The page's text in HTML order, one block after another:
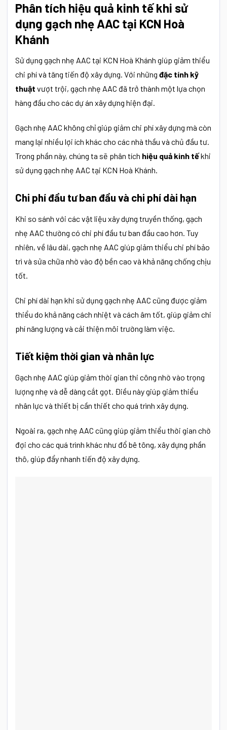
Phân tích hiệu quả kinh tế khi sử
dụng gạch nhẹ AAC tại KCN Hoà
Khánh
Sử dụng gạch nhẹ AAC tại KCN Hoà Khánh giúp giảm thiểu
chi phí và tăng tiến độ xây dựng. Với những đặc tính kỹ
thuật vượt trội, gạch nhẹ AAC đã trở thành một lựa chọn
hàng đầu cho các dự án xây dựng hiện đại.
Gạch nhẹ AAC không chỉ giúp giảm chi phí xây dựng mà còn
mang lại nhiều lợi ích khác cho các nhà thầu và chủ đầu tư.
Trong phần này, chúng ta sẽ phân tích hiệu quả kinh tếkhi
sử dụng gạch nhẹ AAC tại KCN Hoà Khánh.
Chi phí đầu tư ban đầu và chi phí dài hạn
Khi so sánh với các vật liệu xây dựng truyền thống, gạch
nhẹ AAC thường có chi phí đầu tư ban đầu cao hơn. Tuy
nhiên, về lâu dài, gạch nhẹ AAC giúp giảm thiểu chi phí bảo
trì và sửa chữa nhờ vào độ bền cao và khả năng chống chịu
tốt.
Chi phí dài hạn khi sử dụng gạch nhẹ AAC cũng được giảm
thiểu do khả năng cách nhiệt và cách âm tốt, giúp giảm chi
phí năng lượng và cải thiện môi trường làm việc.
Tiết kiệm thời gian và nhân lực
Gạch nhẹ AAC giúp giảm thời gian thi công nhờ vào trọng
lượng nhẹ và dễ dàng cắt gọt. Điều này giúp giảm thiểu
nhân lực và thiết bị cần thiết cho quá trình xây dựng.
Ngoài ra, gạch nhẹ AAC cũng giúp giảm thiểu thời gian chờ
đợi cho các quá trình khác như đổ bê tông, xây dựng phần
thô, giúp đẩy nhanh tiến độ xây dựng.